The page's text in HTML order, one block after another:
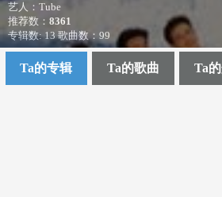
艺人：Tube
推荐数： 8361
专辑数: 13 歌曲数：99
Ta的专辑 Ta的歌曲 Ta